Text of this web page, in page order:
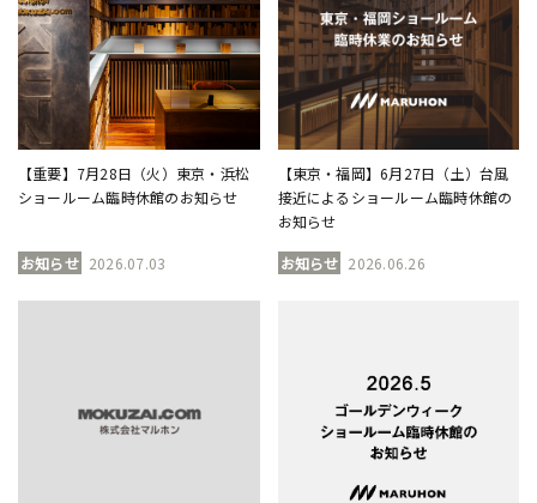
【重要】7月28日（火）東京・浜松
ショールーム臨時休館のお知らせ
お知らせ 2026.07.03
【東京・福岡】6月27日（土）台風
接近によるショールーム臨時休館の
お知らせ
お知らせ 2026.06.26